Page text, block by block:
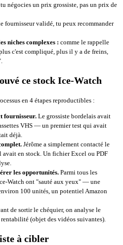
tu négocies un prix grossiste, pas un prix de
fournisseur validé, tu peux recommander
niches complexes : comme le rappelle
c'est compliqué, plus il y a de freins,
ce stock Ice-Watch
en 4 étapes reproductibles :
fournisseur. Le grossiste bordelais avait
VHS — un premier test qui avait
déjà.
Jérôme a simplement contacté le
avait en stock. Un fichier Excel ou PDF
les opportunités. Parmi tous les
Watch ont "sauté aux yeux" — une
100 unités, un potentiel Amazon
de sortir le chéquier, on analyse le
(objet des vidéos suivantes).
à cibler